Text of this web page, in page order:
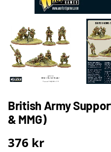
British Army
& MMG)
376 kr